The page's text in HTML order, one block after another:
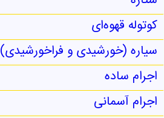
کوتوله قهوه‌ای
سیاره (خورشیدی و فراخورشیدی)
اجرام ساده
اجرام آسمانی